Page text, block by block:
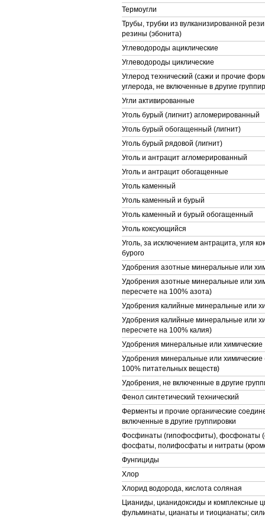
Термоугли
Трубы, трубки из вулканизированной
резины (эбонита)
Углеводороды ациклические
Углеводороды циклические
Углерод технический (сажи и прочие
углерода, не включенные в другие
Угли активированные
Уголь бурый (лигнит) агломерированный
Уголь бурый обогащенный (лигнит)
Уголь бурый рядовой (лигнит)
Уголь и антрацит агломерированный
Уголь и антрацит обогащенные
Уголь каменный
Уголь каменный и бурый
Уголь каменный и бурый обогащенный
Уголь коксующийся
Уголь, за исключением антрацита, угля
бурого
Удобрения азотные минеральные или
Удобрения азотные минеральные или
пересчете на 100% азота)
Удобрения калийные минеральные или
Удобрения калийные минеральные или
пересчете на 100% калия)
Удобрения минеральные или химические
Удобрения минеральные или химические
100% питательных веществ)
Удобрения, не включенные в другие
Фенол синтетический технический
Ферменты и прочие органические
включенные в другие группировки
Фосфинаты (гипофосфиты), фосфонаты
фосфаты, полифосфаты и нитраты
Фунгициды
Хлор
Хлорид водорода, кислота соляная
Цианиды, цианидоксиды и комплексные
фульминаты, цианаты и тиоцианаты;